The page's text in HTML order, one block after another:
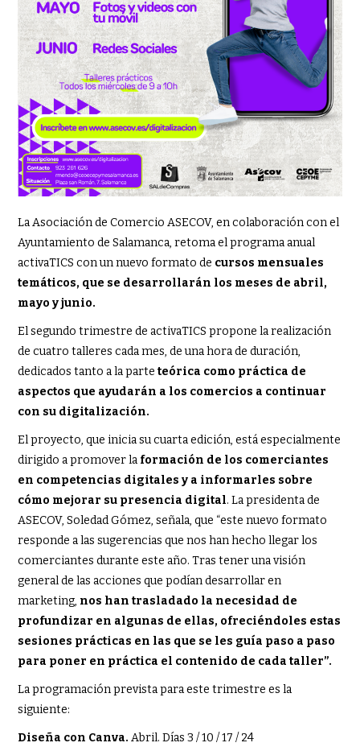
La Asociación de Comercio ASECOV, en colaboración con el
Ayuntamiento de Salamanca, retoma el programa anual
activaTICS con un nuevo formato de cursos mensuales
temáticos, que se desarrollarán los meses de abril,
mayo y junio.
El segundo trimestre de activaTICS propone la realización
de cuatro talleres cada mes, de una hora de duración,
dedicados tanto a la parte teórica como práctica de
aspectos que ayudarán a los comercios a continuar
con su digitalización.
El proyecto, que inicia su cuarta edición, está especialmente
dirigido a promover la formación de los comerciantes
en competencias digitales y a informarles sobre
cómo mejorar su presencia digital. La presidenta de
ASECOV, Soledad Gómez, señala, que “este nuevo formato
responde a las sugerencias que nos han hecho llegar los
comerciantes durante este año. Tras tener una visión
general de las acciones que podían desarrollar en
marketing, nos han trasladado la necesidad de
profundizar en algunas de ellas, ofreciéndoles estas
sesiones prácticas en las que se les guía paso a paso
para poner en práctica el contenido de cada taller”.
La programación prevista para este trimestre es la
siguiente:
Diseña con Canva. Abril. Días 3 / 10 / 17 / 24